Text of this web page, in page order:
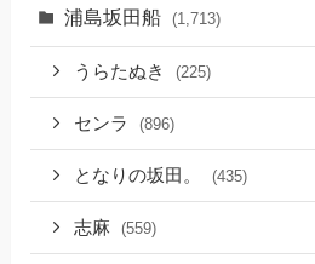
浦島坂田船 (1,713)
うらたぬき (225)
センラ (896)
となりの坂田。 (435)
志麻 (559)